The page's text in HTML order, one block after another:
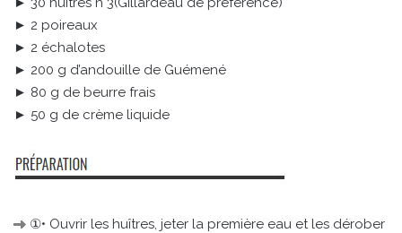
► 2 poireaux
► 2 échalotes
► 200 g d’andouille de Guémené
► 80 g de beurre frais
► 50 g de crème liquide
①• Ouvrir les huîtres, jeter la première eau et les dérober